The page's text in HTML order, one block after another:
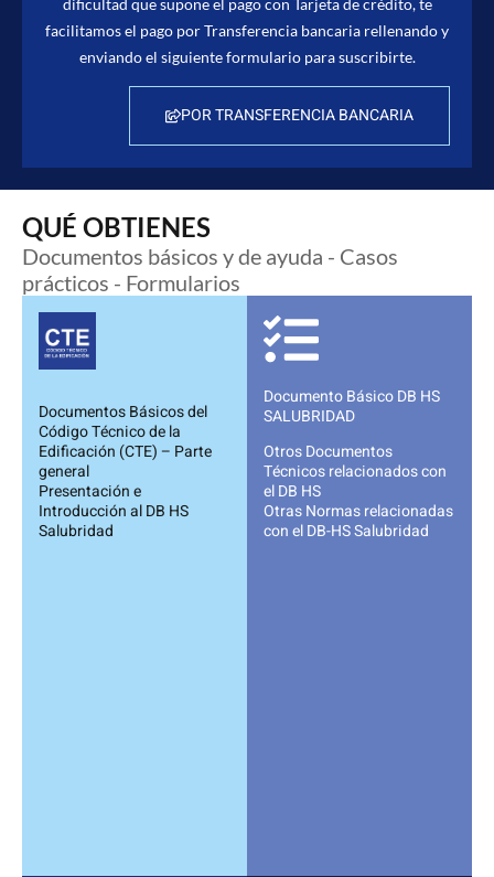
facilitamos el pago por Transferencia bancaria rellenando y
enviando el siguiente formulario para suscribirte.
POR TRANSFERENCIA BANCARIA
QUÉ OBTIENES
Documentos básicos y de ayuda - Casos
prácticos - Formularios
Documentos Básicos del
Código Técnico de la
Edificación (CTE) – Parte
general
Presentación e
Introducción al DB HS
Salubridad
Documento Básico DB HS
SALUBRIDAD
Otros Documentos
Técnicos relacionados con
el DB HS
Otras Normas relacionadas
con el DB-HS Salubridad